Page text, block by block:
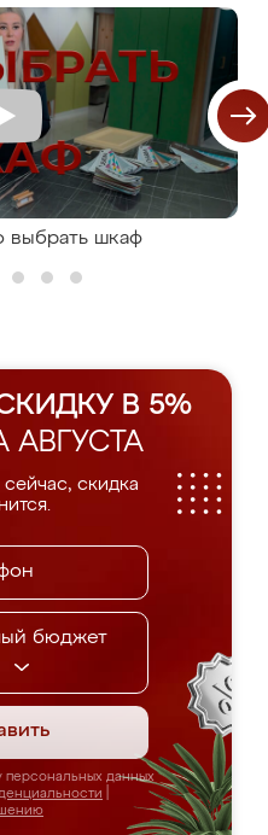
выбрать шкаф
В 5%
сейчас, скидка
бюджет
персональных данных